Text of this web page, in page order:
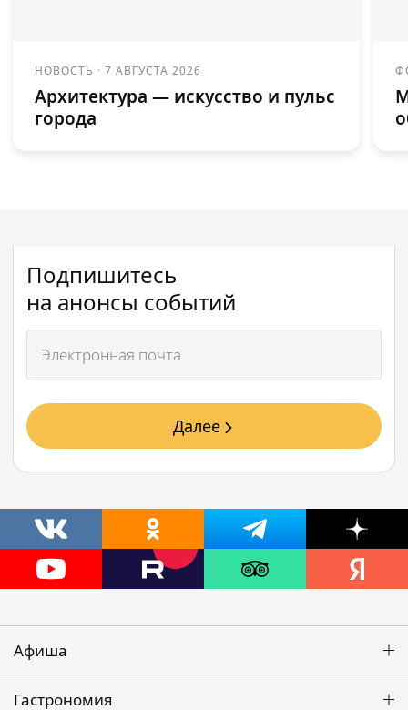
НОВОСТЬ ·7 АВГУСТА 2026
Архитектура — искусство и пульс
города
Подпишитесь
на анонсы событий
Далее
Афиша
Гастрономия